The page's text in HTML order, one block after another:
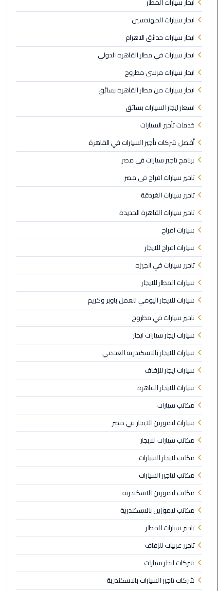
ليموزين
فيصل
ليموزين
من
مطار
برج
العرب
إلى
القاهرة
ليموزين
الهرم
ليموزين
من
مطار
برج
العرب
الى
الساحل
الشمالي
ليموزين
الفيوم
مطار
القاهرة
ليموزين
ليموزين
دهب
مكاتب
ليموزين
الاسكندرية
ليموزين
مايو
ليموزين
حلوان
ليموزين
الإسماعيلية
ليموزين
المنوفية
ايجار سيارات المهندسين
ايجار سيارات حدائق الاهرام
ايجار سيارات في مطار القاهرة الدولي
ايجار سيارات مرسى مطروح
ايجار سيارات من مطار القاهرة بسائق
اسعار ايجار السيارات بسائق
خدمات تأجير السيارات
أفضل شركات تأجير السيارات في القاهرة
برنامج تاجير سيارات في مصر
تاجير سيارات افراح فى مصر
تاجير سيارات الغردقة
تاجير سيارات القاهرة الجديدة
سيارات افراح
سيارات افراح للايجار
تاجير سيارات في الجيزه
سيارات المطار للايجار
سيارات للايجار اليومي للعمل باوبر وكريم
تاجير سيارات في مطروح
سيارات ايجار سيارات ايجار
سيارات للايجار بالاسكندرية العجمي
سيارات ايجار للزفاف
سيارات للايجار القاهره
مكاتب سيارات
سيارات ليموزين للايجار في مصر
مكاتب سيارات للايجار
مكاتب لايجار السيارات
مكاتب لتاجير السيارات
مكاتب ليموزين الاسكندرية
مكاتب ليموزين بالاسكندرية
تاجير سيارات المطار
تاجير عربيات للزفاف
شركات ايجار سيارات
شركات تاجير السيارات بالاسكندرية